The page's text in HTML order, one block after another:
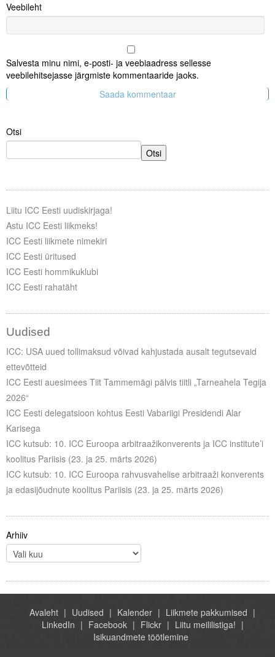
Veebileht
Salvesta minu nimi, e-posti- ja veebiaadress sellesse
veebilehitsejasse järgmiste kommentaaride jaoks.
Otsi
Otsi
Liitu ICC Eesti uudiskirjaga!
Astu ICC Eesti liikmeks!
ICC Eesti liikmete nimekiri
ICC Eesti üritused
ICC Eesti hommikuklubi
ICC Eesti rahatäht
Uudised
ICC: USA uued tollimaksud võivad kahjustada ausalt tegutsevaid
ettevõtteid
ICC Eesti auesimees Tiit Tammemägi pälvis tiitli „Tarneahela Tegija
2026“
ICC Eesti delegatsioon kohtus Eesti Vabariigi Presidendi Alar
Karisega
ICC kutsub: 10. ICC Euroopa arbitraažikonverents ja ICC institute’i
koolitus Pariisis (23. ja 25. märts 2026)
ICC kutsub: 10. ICC Euroopa rahvusvahelise arbitraaži konverents
ja edasijõudnute koolitus Pariisis (23. ja 25. märts 2026)
Arhiiv
Avaleht Uudised Kalender
Liikmete pakkumised
LinkedIn
Facebook Flickr
Liitu meililistiga!
Isikuandmete töötlemine